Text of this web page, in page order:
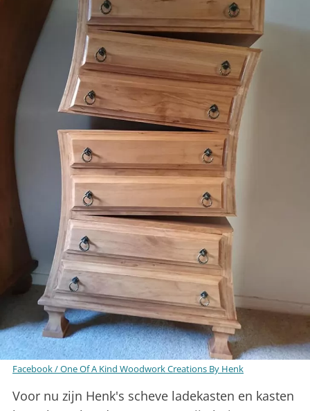
Facebook / One Of A Kind Woodwork Creations By Henk
Voor nu zijn Henk's scheve ladekasten en kasten